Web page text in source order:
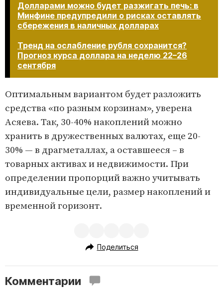
Долларами можно будет разжигать печь: в
Минфине предупредили о рисках оставлять
сбережения в наличных долларах
Тренд на ослабление рубля сохранится?
Прогноз курса доллара на неделю 22–26
сентября​​​​​​​
Оптимальным вариантом будет разложить
средства «по разным корзинам», уверена
Асяева. Так, 30-40% накоплений можно
хранить в дружественных валютах, еще 20-
30% — в драгметаллах, а оставшееся – в
товарных активах и недвижимости. При
определении пропорций важно учитывать
индивидуальные цели, размер накоплений и
временной горизонт.
Поделиться
Комментарии